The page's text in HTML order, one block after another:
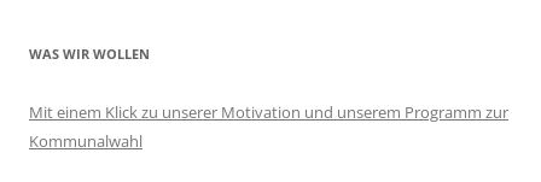
WAS WIR WOLLEN
Mit einem Klick zu unserer Motivation und unserem Programm zur
Kommunalwahl